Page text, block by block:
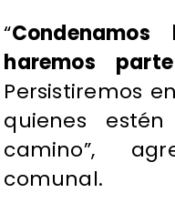
“
haremos
Persistiremos
quienes
camino”,
comunal.